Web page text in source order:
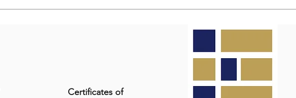
Certificates of